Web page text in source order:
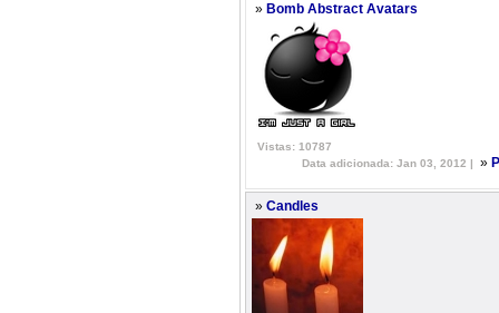
» Bomb Abstract Avatars
Vistas: 10787
Data adicionada: Jan 03, 2012 |
»
» Candles